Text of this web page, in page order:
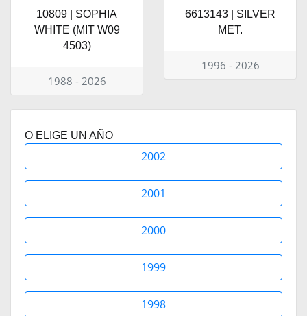
10809 | SOPHIA
WHITE (MIT W09
4503)
1988 - 2026
6613143 | SILVER
MET.
1996 - 2026
O ELIGE UN AÑO
2002
2001
2000
1999
1998